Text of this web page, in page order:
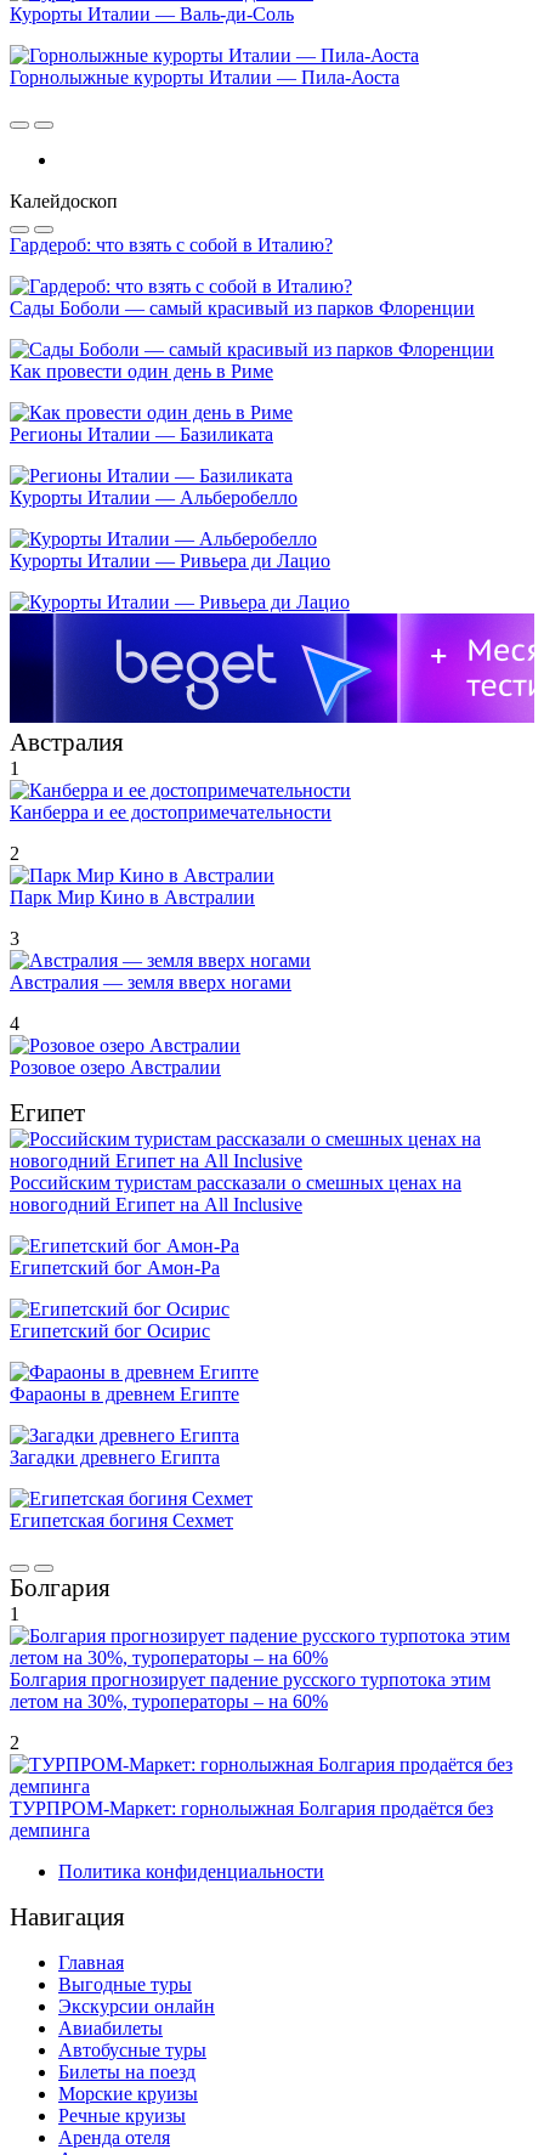
Курорты Италии — Валь-ди-Соль
Горнолыжные курорты Италии — Пила-Аоста
Калейдоскоп
Гардероб: что взять с собой в Италию?
Сады Боболи — самый красивый из парков Флоренции
Как провести один день в Риме
Регионы Италии — Базиликата
Курорты Италии — Альберобелло
Курорты Италии — Ривьера ди Лацио
Австралия
1
Канберра и ее достопримечательности
2
Парк Мир Кино в Австралии
3
Австралия — земля вверх ногами
4
Розовое озеро Австралии
Египет
Российским туристам рассказали о смешных ценах на
новогодний Египет на All Inclusive
Египетский бог Амон-Ра
Египетский бог Осирис
Фараоны в древнем Египте
Загадки древнего Египта
Египетская богиня Сехмет
Болгария
1
Болгария прогнозирует падение русского турпотока этим
летом на 30%, туроператоры – на 60%
2
ТУРПРОМ-Маркет: горнолыжная Болгария продаётся без
демпинга
Политика конфиденциальности
Навигация
Главная
Выгодные туры
Экскурсии онлайн
Авиабилеты
Автобусные туры
Билеты на поезд
Морские круизы
Речные круизы
Аренда отеля